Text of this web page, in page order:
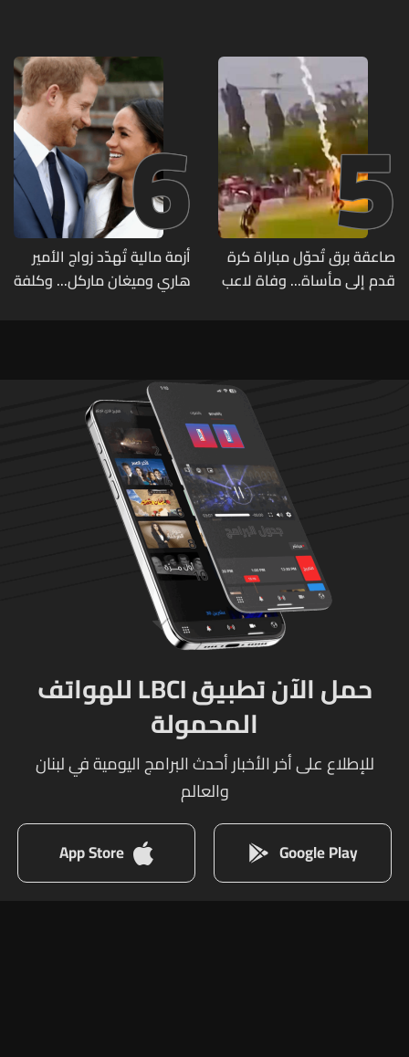
مزروعة بالماريجوانا
5
صاعقة برق تُحوّل مباراة كرة
قدم إلى مأساة... وفاة لاعب
6
أزمة مالية تُهدّد زواج الأمير
هاري وميغان ماركل... وكلفة
حمل الآن تطبيق LBCI للهواتف
المحمولة
للإطلاع على أخر الأخبار أحدث البرامج اليومية في لبنان
والعالم
Google Play
App Store